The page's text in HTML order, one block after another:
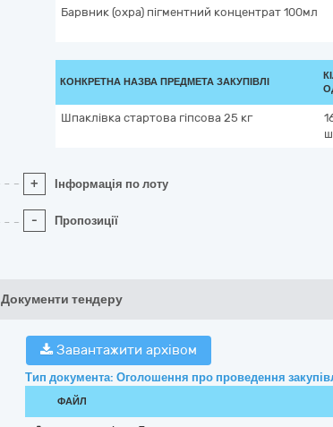
Барвник (охра) пігментний концентрат 100мл
КОНКРЕТНА НАЗВА ПРЕДМЕТА ЗАКУПІВЛІ
Шпаклівка стартова гіпсова 25 кг
+ Інформація по лоту
- Пропозиції
Документи тендеру
Завантажити архівом
Тип документа: Оголошення про проведення
ФАЙЛ